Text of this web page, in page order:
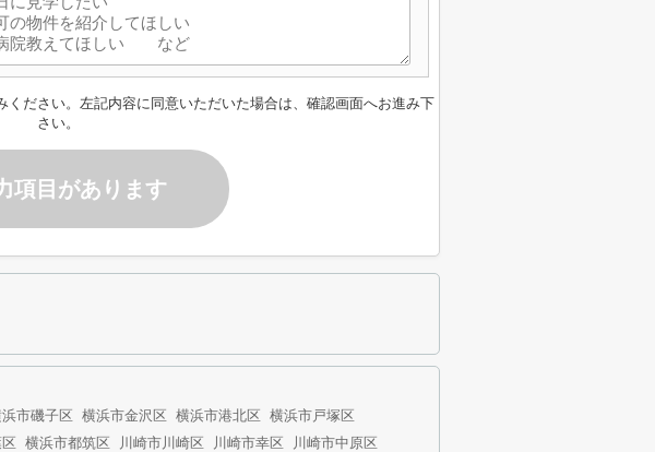
ください。左記内容に同意いただいた場合は、確認画面へお進み下
さい。
項目があります
市磯子区 横浜市金沢区 横浜市港北区
横浜市戸塚区
横浜市都筑区 川崎市川崎区 川崎市幸区
川崎市中原区